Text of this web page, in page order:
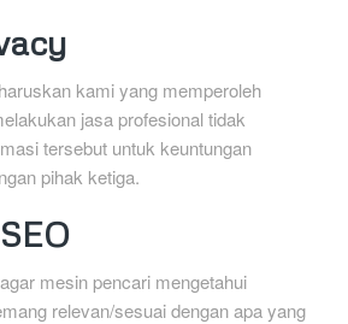
kami yang memperoleh
jasa profesional tidak
tersebut untuk keuntungan
pihak ketiga.
mesin pencari mengetahui
relevan/sesuai dengan apa yang